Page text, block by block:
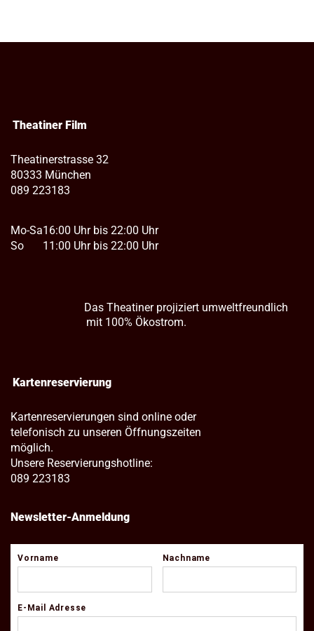
Theatiner Film
Theatinerstrasse 32
80333 München
089 223183
Mo-Sa
So
16:00 Uhr bis 22:00 Uhr
11:00 Uhr bis 22:00 Uhr
Das Theatiner projiziert umweltfreundlich
mit 100% Ökostrom.
Kartenreservierung
Kartenreservierungen sind online oder
telefonisch zu unseren Öffnungszeiten
möglich.
Unsere Reservierungshotline:
089 223183
Newsletter-Anmeldung